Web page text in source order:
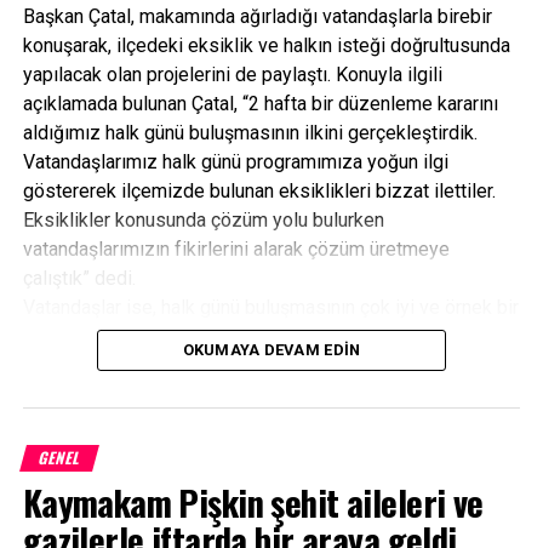
Başkan Çatal, makamında ağırladığı vatandaşlarla birebir
konuşarak, ilçedeki eksiklik ve halkın isteği doğrultusunda
yapılacak olan projelerini de paylaştı. Konuyla ilgili
açıklamada bulunan Çatal, “2 hafta bir düzenleme kararını
aldığımız halk günü buluşmasının ilkini gerçekleştirdik.
Vatandaşlarımız halk günü programımıza yoğun ilgi
göstererek ilçemizde bulunan eksiklikleri bizzat ilettiler.
Eksiklikler konusunda çözüm yolu bulurken
vatandaşlarımızın fikirlerini alarak çözüm üretmeye
uygulama olduğunu belirterek, bu güzel düşünceden dolayı
Belediye Başkanı Çatal’a teşekkür ettiler.
OKUMAYA DEVAM EDIN
GENEL
Kaymakam Pişkin şehit aileleri ve